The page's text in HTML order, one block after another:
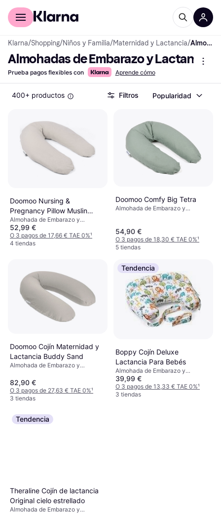
Comprar con Klarna
Klarna/Shopping/Niños y Familia/Maternidad y Lactancia/ Almohadas de Embarazo y Lactancia
Almohadas de Embarazo y Lactancia
Prueba pagos flexibles con Aprende cómo
400+ productos Filtros Popularidad
Doomoo Nursing &
Pregnancy Pillow Muslin
Beige
Almohada de Embarazo y
Lactancia, Beige, Material:
Algodón, Poliéster
52,99 €
O 3 pagos de 17,66 € TAE 0%¹
4 tiendas
Doomoo Comfy Big Tetra
Almohada de Embarazo y
54,90 €
O 3 pagos de 18,30 € TAE 0%¹
5 tiendas
Doomoo Cojín Maternidad y
Lactancia Buddy Sand
Almohada de Embarazo y
Algodón
82,90 €
O 3 pagos de 27,63 € TAE 0%¹
3 tiendas
Tendencia
Boppy Cojín Deluxe
Lactancia Para Bebés
Almohada de Embarazo y
Lactancia, Material: Algodón
39,99 €
O 3 pagos de 13,33 € TAE 0%¹
3 tiendas
Tendencia
Theraline Cojín de lactancia
Original cielo estrellado
Almohada de Embarazo y